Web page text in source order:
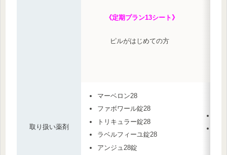
《定期プラン13シート》
ピルがはじめての方
取り扱い薬剤
マーベロン28
ファボワール錠28
トリキュラー錠28
ラベルフィーユ錠28
アンジュ28錠